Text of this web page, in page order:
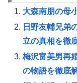
大森南朋の母
日野友輔兄弟
立の真相を徹
梅沢富美男再
の物語を徹底